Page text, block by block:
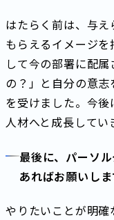
はたらく前は、与
もらえるイメージ
して今の部署に配
の？」と自分の意
を受けました。今
人材へと成長してい
最後に、パーソ
あればお願いしま
やりたいことが明